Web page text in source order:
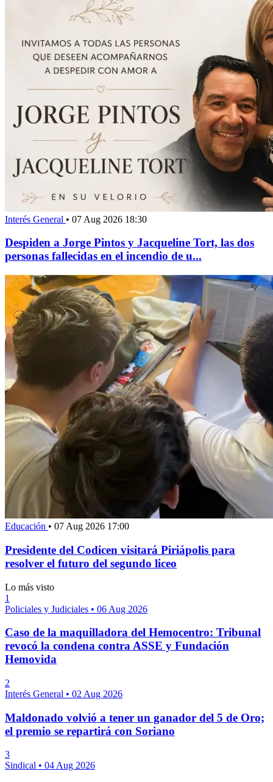
Interés General • 07 Aug 2026 18:30
Despiden a Jorge Pintos y Jacqueline Tort, las dos
personas fallecidas en el incendio de u...
Educación • 07 Aug 2026 17:00
Presidente del Codicen visitará Piriápolis para
resolver el futuro del segundo liceo
Lo más visto
1
Policiales y Judiciales • 06 Aug 2026
Caso de la maquilladora del Hemocentro: Tribunal
revocó la condena contra ASSE y Fundación
Hemovida
2
Interés General • 02 Aug 2026
Maldonado volvió a tener un ganador del 5 de Oro;
el premio se repartirá con Soriano
3
Sindical • 04 Aug 2026